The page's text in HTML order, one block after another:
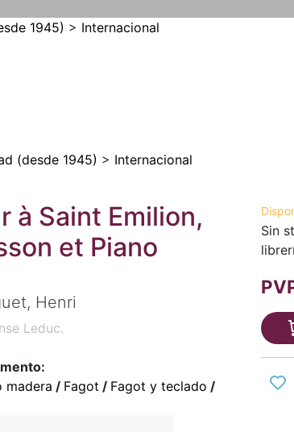
1945) > Internacional
(desde 1945) > Internacional
à Saint Emilion,
et Piano
Henri
Leduc.
madera / Fagot / Fagot y teclado /
Sin